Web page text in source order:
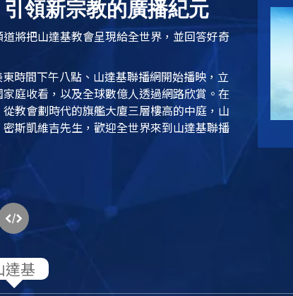
領新宗教的廣播紀元
將把山達基教會呈現給全世界，並回答好奇
時間下午八點、山達基聯播網開始播映，立
庭收看，以及全球數億人透過網路欣賞。在
教會劃時代的旗艦大廈三層樓高的中庭， 山
斯凱維吉先生，歡迎全世界來到山達基聯播